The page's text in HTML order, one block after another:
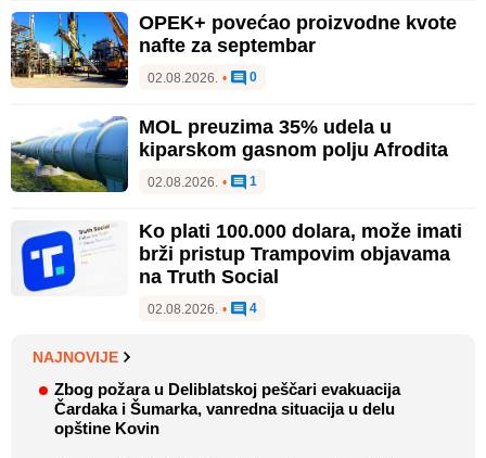
OPEK+ povećao proizvodne kvote
nafte za septembar
02.08.2026. • 0
MOL preuzima 35% udela u
kiparskom gasnom polju Afrodita
02.08.2026. • 1
Ko plati 100.000 dolara, može imati
brži pristup Trampovim objavama
na Truth Social
02.08.2026. • 4
NAJNOVIJE
Zbog požara u Deliblatskoj peščari evakuacija
Čardaka i Šumarka, vanredna situacija u delu
opštine Kovin